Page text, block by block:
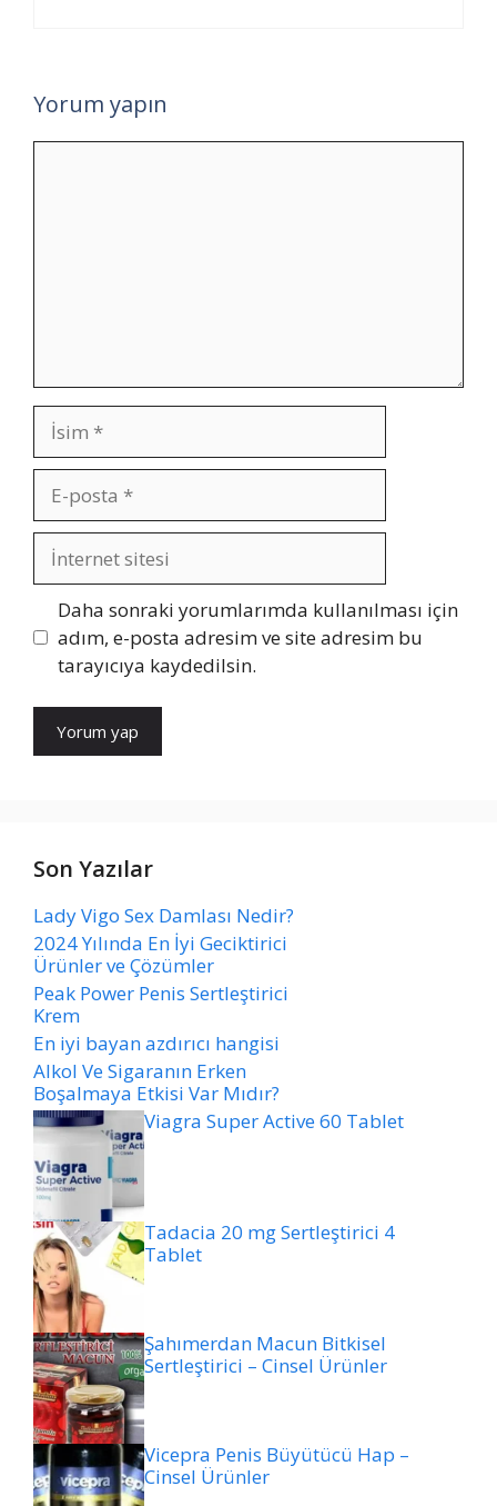
Yorum yapın
İsim
posta
İnternet
sitesi
Daha sonraki yorumlarımda kullanılması için
adım, e-posta adresim ve site adresim bu
tarayıcıya kaydedilsin.
Son Yazılar
Lady Vigo Sex Damlası Nedir?
2024 Yılında En İyi Geciktirici
Ürünler ve Çözümler
Peak Power Penis Sertleştirici
Krem
En iyi bayan azdırıcı hangisi
Alkol Ve Sigaranın Erken
Boşalmaya Etkisi Var Mıdır?
Viagra Super Active 60 Tablet
Tadacia 20 mg Sertleştirici 4
Tablet
Şahımerdan Macun Bitkisel
Sertleştirici – Cinsel Ürünler
Vicepra Penis Büyütücü Hap –
Cinsel Ürünler